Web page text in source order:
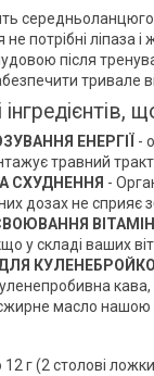
не потрібні
після
тривале
ЕНЕРГІЇ
-
травний
СХУДНЕННЯ -
дозах не сприяє
у складі ваших
масло нашою
12 г (2 столові